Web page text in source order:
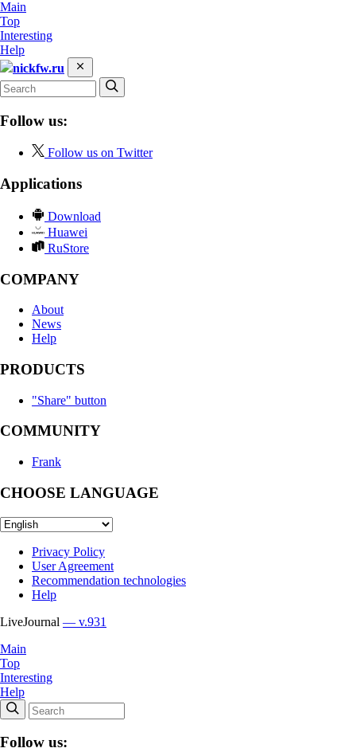
Main
Top
Interesting
Help
nickfw.ru
Follow us:
Follow us on Twitter
Applications
Download
Huawei
RuStore
COMPANY
About
News
Help
PRODUCTS
"Share" button
COMMUNITY
Frank
CHOOSE LANGUAGE
Privacy Policy
User Agreement
Recommendation technologies
Help
LiveJournal — v.931
Main
Top
Interesting
Help
Follow us: